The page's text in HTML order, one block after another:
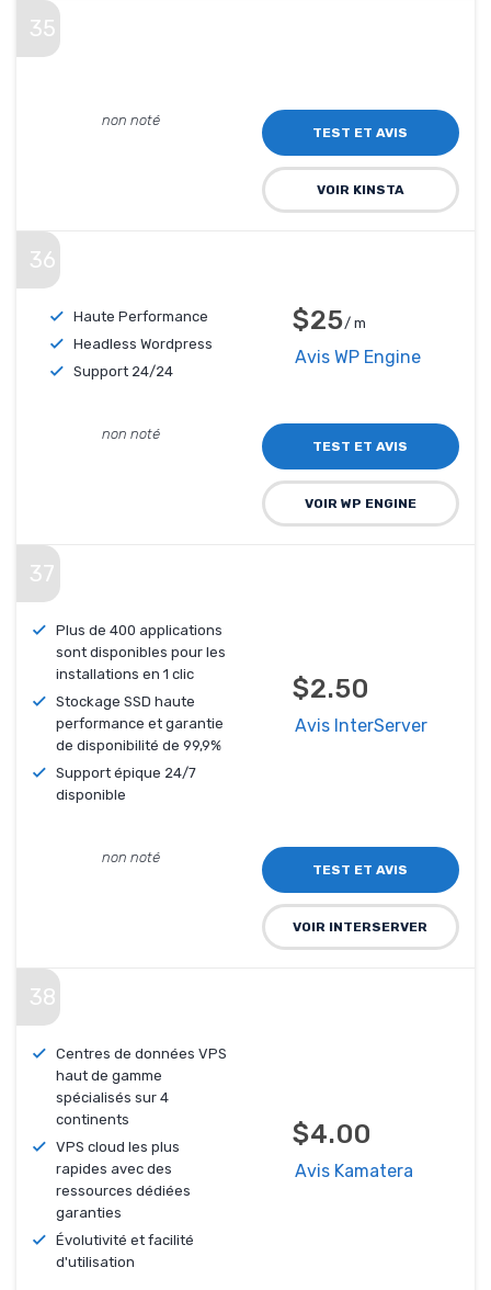
35
non noté
TEST ET AVIS
VOIR KINSTA
36
Haute Performance
Headless Wordpress
Support 24/24
$25/ m
Avis WP Engine
non noté
TEST ET AVIS
VOIR WP ENGINE
37
Plus de 400 applications
sont disponibles pour les
installations en 1 clic
Stockage SSD haute
performance et garantie
de disponibilité de 99,9%
Support épique 24/7
disponible
$2.50
Avis InterServer
non noté
TEST ET AVIS
VOIR INTERSERVER
38
Centres de données VPS
haut de gamme
spécialisés sur 4
continents
VPS cloud les plus
rapides avec des
ressources dédiées
garanties
Évolutivité et facilité
d'utilisation
$4.00
Avis Kamatera